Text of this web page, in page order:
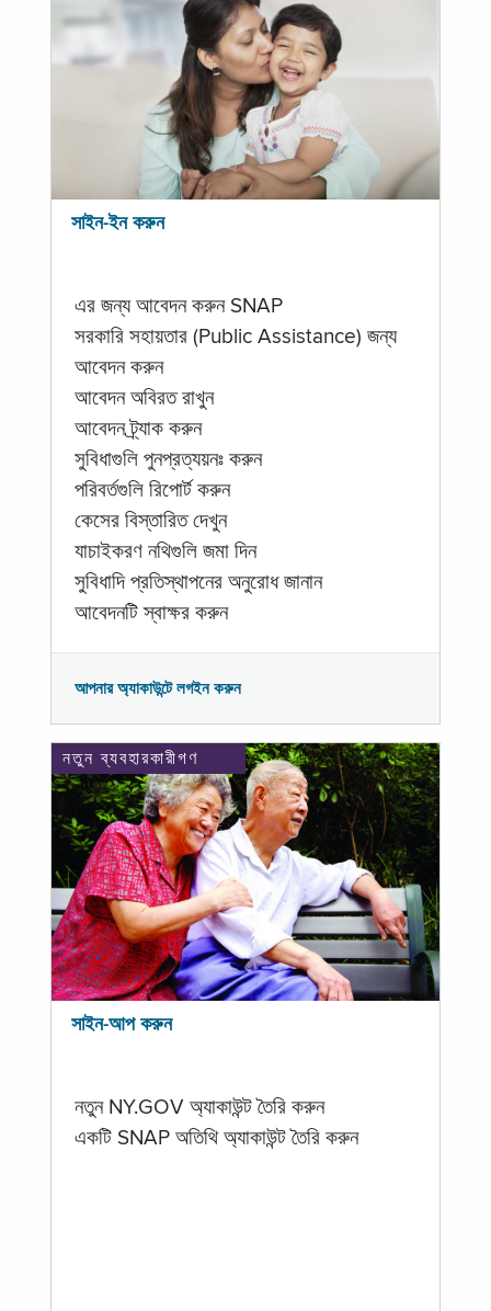
সাইন-ইন করুন
এর জন্য আবেদন করুন SNAP
সরকারি সহায়তার (Public Assistance) জন্য
আবেদন করুন
আবেদন অবিরত রাখুন
আবেদন ট্র্যাক করুন
সুবিধাগুলি পুনপ্রত্যয়নঃ করুন
পরিবর্তগুলি রিপোর্ট করুন
কেসের বিস্তারিত দেখুন
যাচাইকরণ নথিগুলি জমা দিন
সুবিধাদি প্রতিস্থাপনের অনুরোধ জানান
আবেদনটি স্বাক্ষর করুন
আপনার অ্যাকাউন্টে লগইন করুন
নতুন ব্যবহারকারীগণ
সাইন-আপ করুন
নতুন NY.GOV অ্যাকাউন্ট তৈরি করুন
একটি SNAP অতিথি অ্যাকাউন্ট তৈরি করুন